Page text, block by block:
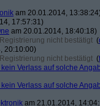
am 20.01.2014,
17:57:31)
am 20.01.2014, 18:40:18)
nicht bestätigt (
20:10:00)
nicht bestätigt (
Verlass auf solche
Verlass auf solche
am 21.01.2014,